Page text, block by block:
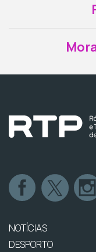
NOTÍCIAS
DESPORTO